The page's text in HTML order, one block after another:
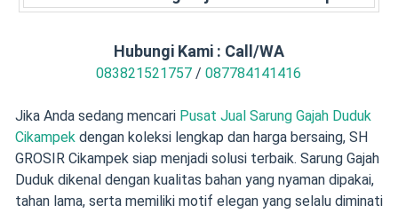
Hubungi Kami : Call/WA
083821521757 /087784141416
Jika Anda sedang mencari Pusat Jual Sarung Gajah Duduk
Cikampekdengan koleksi lengkap dan harga bersaing, SH
GROSIR Cikampek siap menjadi solusi terbaik. Sarung Gajah
Duduk dikenal dengan kualitas bahan yang nyaman dipakai,
tahan lama, serta memiliki motif elegan yang selalu diminati